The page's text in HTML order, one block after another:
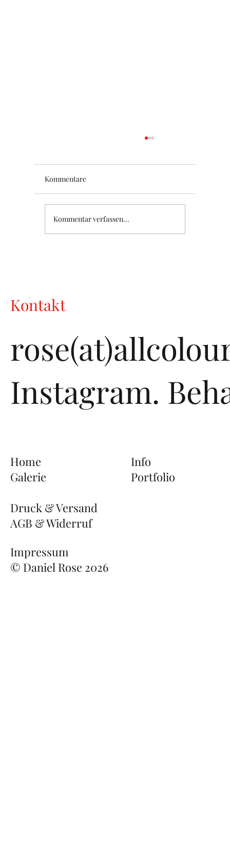
Kommentare
Kommentar verfassen...
Kontakt
Instagram.
Home
Galerie
Info
Portfolio
Druck & Versand
AGB & Widerruf
Impressum
© Daniel Rose 2026